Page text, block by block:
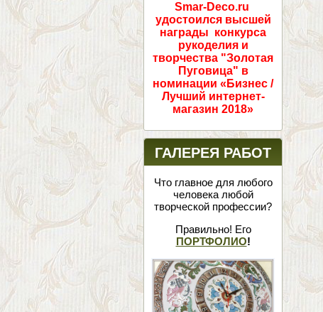
Smar-Deco.ru
удостоился высшей
награды конкурса
рукоделия и
творчества "Золотая
Пуговица" в
номинации «Бизнес /
Лучший интернет-
магазин 2018»
ГАЛЕРЕЯ РАБОТ
Что главное для любого
человека любой
творческой профессии?
Правильно! Его
ПОРТФОЛИО!